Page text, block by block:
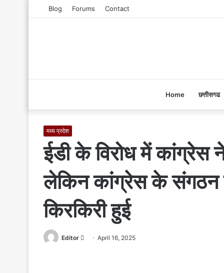
Blog Forums Contact
Home छत्तीसगढ
मध्य प्रदेश
ईडी के विरोध में कांग्रेस
लेकिन कांग्रेस के संगठन
किरकिरी हुई
Editor April 16, 2025